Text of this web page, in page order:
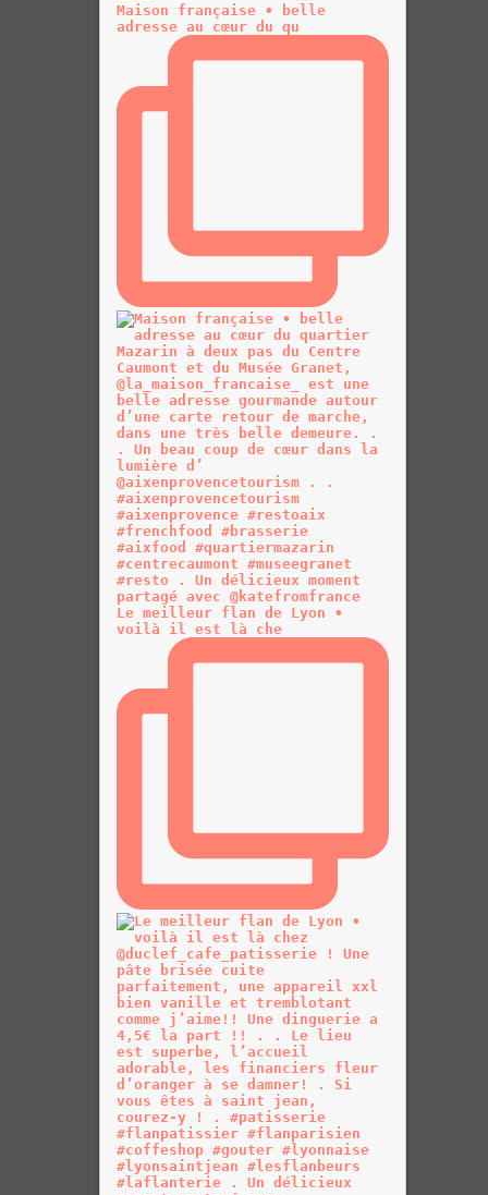
Maison française • belle
adresse au cœur du qu
Le meilleur flan de Lyon •
voilà il est là che